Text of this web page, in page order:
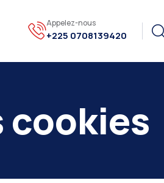
Appelez-nous
+225 0708139420